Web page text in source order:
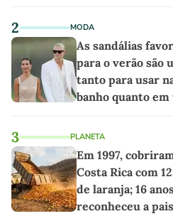
2 MODA
As sandálias
para o verão são
tanto para usar
banho quanto
3 PLANETA
Em 1997,
Costa Rica com
de laranja; 16
reconheceu a